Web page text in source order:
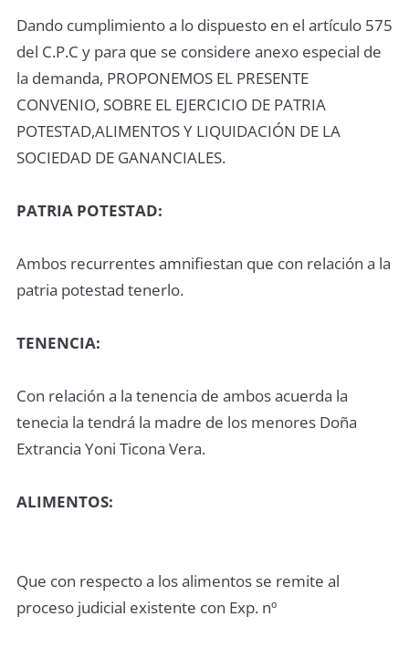
Dando cumplimiento a lo dispuesto en el artículo 575
del C.P.C y para que se considere anexo especial de
la demanda, PROPONEMOS EL PRESENTE
CONVENIO, SOBRE EL EJERCICIO DE PATRIA
POTESTAD,ALIMENTOS Y LIQUIDACIÓN DE LA
SOCIEDAD DE GANANCIALES.
PATRIA POTESTAD:
Ambos recurrentes amnifiestan que con relación a la
patria potestad tenerlo.
TENENCIA:
Con relación a la tenencia de ambos acuerda la
tenecia la tendrá la madre de los menores Doña
Extrancia Yoni Ticona Vera.
ALIMENTOS:
Que con respecto a los alimentos se remite al
proceso judicial existente con Exp. nº